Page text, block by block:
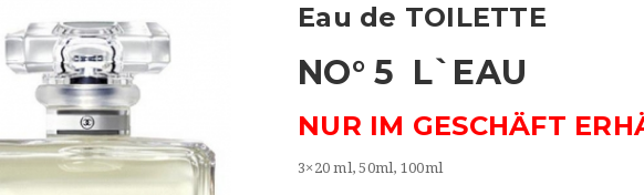
Eau de TOILETTE
NO° 5 L`EAU
NUR IM GESCHÄFT
3×20 ml, 50ml, 100ml